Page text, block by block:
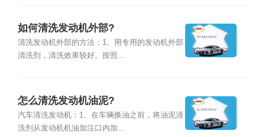
如何清洗发动机外部?
清洗发动机外部的方法：1、用专用的发动机外部
清洗剂，清洗效果较好。按照...
怎么清洗发动机油泥?
汽车清洗发动机：1、在车辆换油之前，将油泥清
洗剂从发动机机油加注口内加...